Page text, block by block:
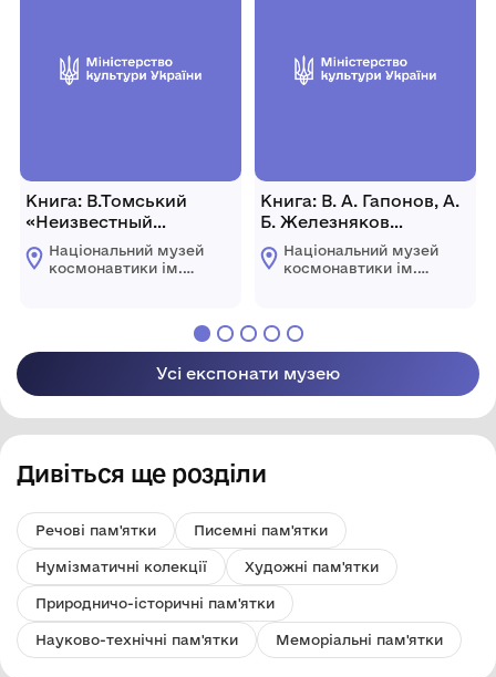
Книга: В.Томський
«Неизвестный
Королев. Главный
конструктор» з серії
Національний музей
космонавтики ім.
Книга: В. А. Гапонов, А.
Б. Железняков
"Станция "Мир": от
триумфа до ..." з
директору музею О. А.
Копил. 2006 р., Росія, м.
Санкт-Петербург, 160 с.
Національний музей
космонавтики ім.
Усі експонати музею
Дивіться ще розділи
Речові пам'ятки Писемні пам'ятки
Нумізматичні колекції Художні пам'ятки
Природничо-історичні пам'ятки
Науково-технічні пам'ятки Меморіальні пам'ятки